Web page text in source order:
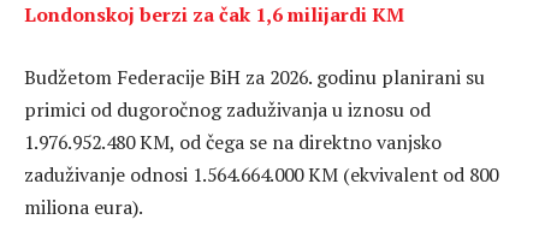
Londonskoj berzi za čak 1,6 milijardi KM
Budžetom Federacije BiH za 2026. godinu planirani su
primici od dugoročnog zaduživanja u iznosu od
1.976.952.480 KM, od čega se na direktno vanjsko
zaduživanje odnosi 1.564.664.000 KM (ekvivalent od 800
miliona eura).